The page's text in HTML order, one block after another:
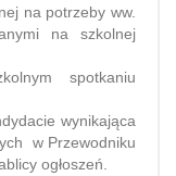
na potrzeby ww.
na szkolnej
spotkaniu
wynikająca
w Przewodniku
ogłoszeń.